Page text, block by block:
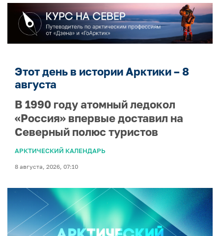
Этот день в истории Арктики – 8
августа
В 1990 году атомный ледокол
«Россия» впервые доставил на
Северный полюс туристов
АРКТИЧЕСКИЙ КАЛЕНДАРЬ
8 августа, 2026, 07:10